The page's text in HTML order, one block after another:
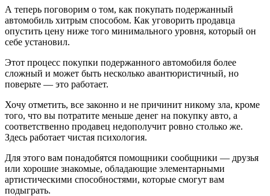
А теперь поговорим о том, как покупать подержанный
автомобиль хитрым способом. Как уговорить продавца
опустить цену ниже того минимального уровня, который он
себе установил.
Этот процесс покупки подержанного автомобиля более
сложный и может быть несколько авантюристичный, но
поверьте — это работает.
Хочу отметить, все законно и не причинит никому зла, кроме
того, что вы потратите меньше денег на покупку авто, а
соответственно продавец недополучит ровно столько же.
Здесь работает чистая психология.
Для этого вам понадобятся помощники сообщники — друзья
или хорошие знакомые, обладающие элементарными
артистическими способностями, которые смогут вам
подыграть.